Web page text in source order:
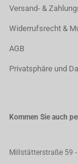
Versand- &
Widerrufsrecht &
AGB
Privatsphäre und
Kommen Sie auch
Millstätterstraße 59